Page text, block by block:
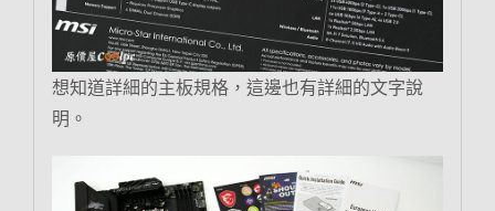
想知道詳細的主板規格，這邊也有詳細的文字說
明。